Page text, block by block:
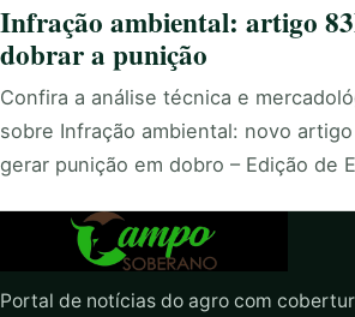
Infração ambiental: artigo
dobrar a punição
Confira a análise técnica e
sobre Infração ambiental: novo
gerar punição em dobro – Edição de
Portal de notícias do agro com